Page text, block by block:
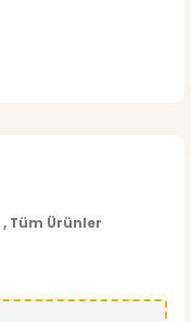
, Tüm Ürünler